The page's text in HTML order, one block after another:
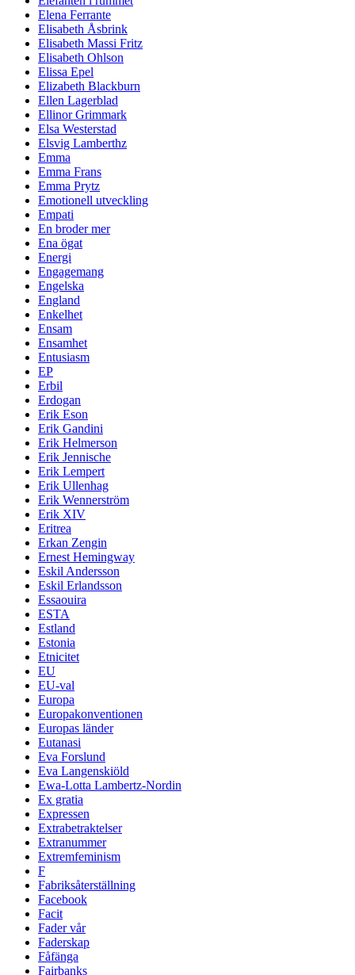
Elena Ferrante
Elisabeth Åsbrink
Elisabeth Massi Fritz
Elisabeth Ohlson
Elissa Epel
Elizabeth Blackburn
Ellen Lagerblad
Ellinor Grimmark
Elsa Westerstad
Elsvig Lamberthz
Emma
Emma Frans
Emma Prytz
Emotionell utveckling
Empati
En broder mer
Ena ögat
Energi
Engagemang
Engelska
England
Enkelhet
Ensam
Ensamhet
Entusiasm
EP
Erbil
Erdogan
Erik Eson
Erik Gandini
Erik Helmerson
Erik Jennische
Erik Lempert
Erik Ullenhag
Erik Wennerström
Erik XIV
Eritrea
Erkan Zengin
Ernest Hemingway
Eskil Andersson
Eskil Erlandsson
Essaouira
ESTA
Estland
Estonia
Etnicitet
EU
EU-val
Europa
Europakonventionen
Europas länder
Eutanasi
Eva Forslund
Eva Langenskiöld
Ewa-Lotta Lambertz-Nordin
Ex gratia
Expressen
Extrabetraktelser
Extranummer
Extremfeminism
F
Fabriksåterställning
Facebook
Facit
Fader vår
Faderskap
Fåfänga
Fairbanks